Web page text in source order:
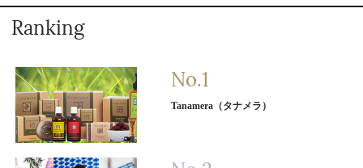
Ranking
Tanamera（タナメラ）